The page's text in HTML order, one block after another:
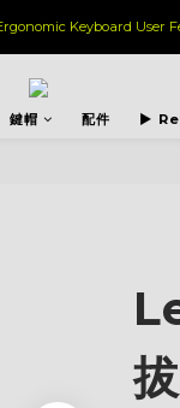
Keyboard User
鍵帽 配件 ▶︎